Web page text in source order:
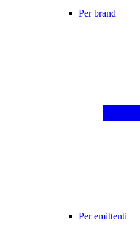
Per brand
Per emittenti